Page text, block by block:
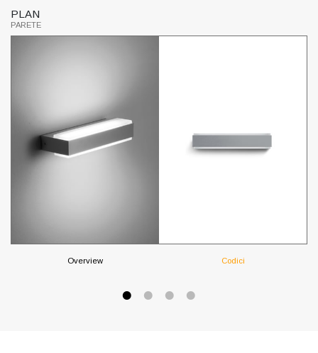
PLAN
PARETE
Overview Codici